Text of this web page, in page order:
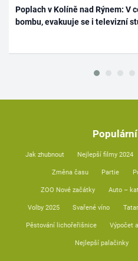
Poplach v Kolíně nad Rýnem: V
bombu, evakuuje se i televizní
Jak zhubnout Nejlepší filmy 2024
Změna času Partie
ZOO Nové začátky Auto –
Volby 2025 Svařené víno
Pěstování lichořeřišnice Výpočet
Nejlepší palačinky